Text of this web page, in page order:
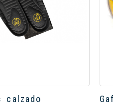
calzado